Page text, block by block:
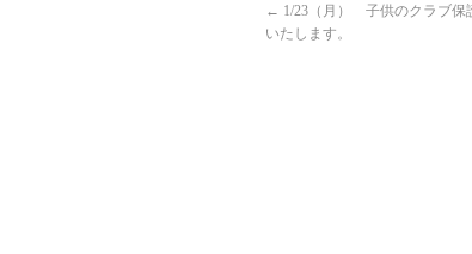
← 1/23（月） 子供のクラブ保
いたします。